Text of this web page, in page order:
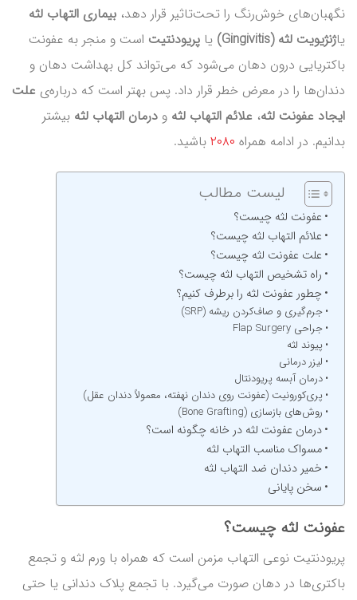
نگهبان‌های خوش‌رنگ را تحت‌تاثیر قرار دهد، بیماری التهاب لثه
یاژنژیویت لثه (Gingivitis) یا پریودنتیت است و منجر به عفونت
باکتریایی درون دهان می‌شود که می‌تواند کل بهداشت دهان و
دندان‌ها را در معرض خطر قرار داد. پس بهتر است که درباره‌ی علت
ایجاد عفونت لثه، علائم التهاب لثه و درمان التهاب لثه بیشتر
بدانیم. در ادامه همراه ۲۰۸۰ باشید.
لیست مطالب
عفونت لثه چیست؟
علائم التهاب لثه چیست؟
علت عفونت لثه چیست؟
راه تشخیص التهاب لثه چیست؟
چطور عفونت لثه را برطرف کنیم؟
جرم‌گیری و صاف‌کردن ریشه (SRP)
جراحی Flap Surgery
پیوند لثه
لیزر درمانی
درمان آبسه پریودنتال
پری‌کورونیت (عفونت روی دندان نهفته، معمولاً دندان عقل)
روش‌های بازسازی (Bone Grafting)
درمان عفونت لثه در خانه چگونه است؟
مسواک مناسب التهاب لثه
خمیر دندان ضد التهاب لثه
سخن پایانی
عفونت لثه چیست؟
پریودنتیت نوعی التهاب مزمن است که همراه با ورم لثه و تجمع
باکتری‌ها در دهان صورت می‌گیرد. با تجمع پلاک دندانی یا حتی